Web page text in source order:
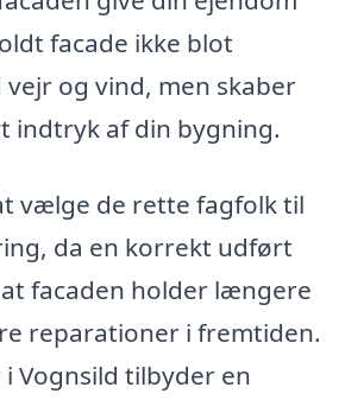
facade ikke blot
og vind, men skaber
indtryk af din bygning.
vælge de rette fagfolk til
da en korrekt udført
facaden holder længere
reparationer i fremtiden.
Vognsild tilbyder en